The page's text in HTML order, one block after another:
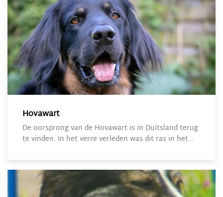
Hovawart
De oorsprong van de Hovawart is in Duitsland terug
te vinden. In het verre verleden was dit ras in het…